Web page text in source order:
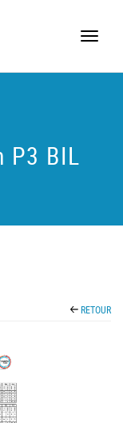
Toggle
P3 BIL
RETOUR